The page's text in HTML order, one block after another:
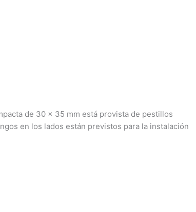
de 30 x 35 mm está provista de pestillos
en los lados están previstos para la instalación